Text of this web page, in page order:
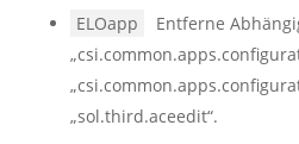
ELOapp
Entferne
„sol.third.aceedit“.